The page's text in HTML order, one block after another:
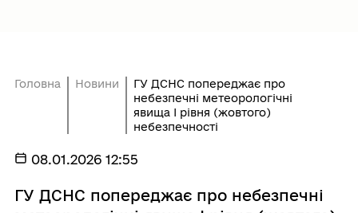
Головна Новини
ГУ ДСНС попереджає про
небезпечні метеорологічні
явища І рівня (жовтого)
небезпечності
08.01.2026 12:55
ГУ ДСНС попереджає про небезпечні